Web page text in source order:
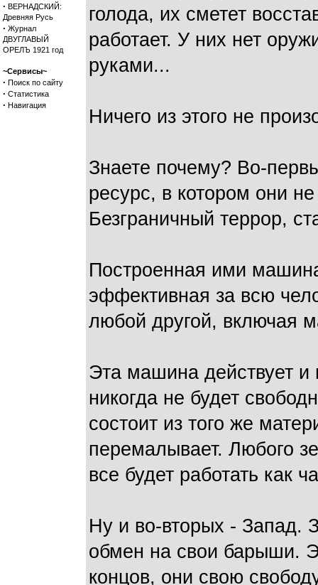
· ВЕРНАДСКИЙ:
Древняя Русь
· Журнал
ДВУГЛАВЫЙ
ОРЕЛЪ 1921 год
~Сервисы~
· Поиск по сайту
· Статистика
· Навигация
голода, их сметет
работает. У них нет
руками...
Ничего из этого не
Знаете почему? Во-
ресурс, в котором они
Безграничный террор,
Построенная ими
эффективная за всю
любой другой, включая
Эта машина действует и
никогда не будет
состоит из того же
перемалывает. Любого
все будет работать как
Ну и во-вторых - Запад.
обмен на свои барыши.
концов, они свою